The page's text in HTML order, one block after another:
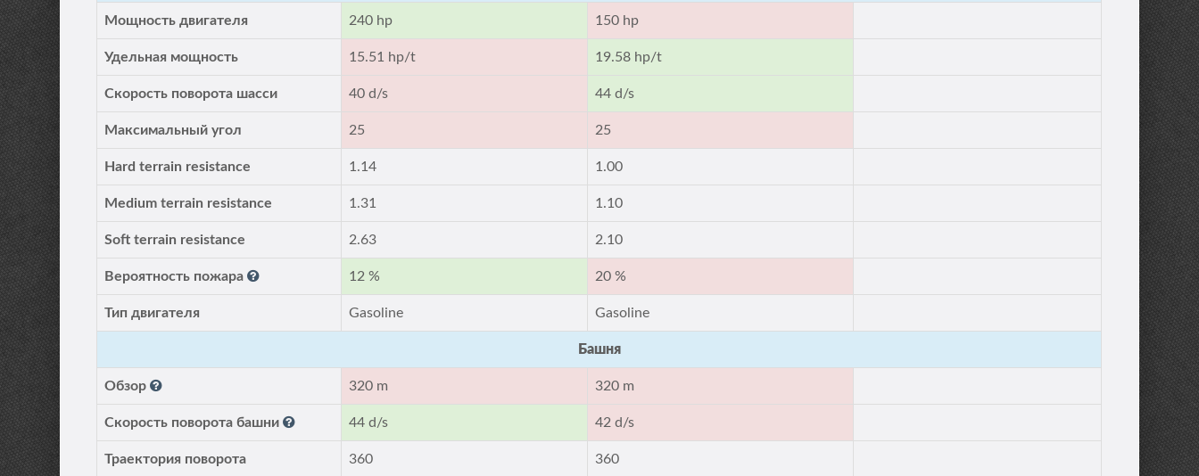
Мощность двигателя 240 hp 150 hp
Удельная мощность 15.51 hp/t 19.58 hp/t
Скорость поворота шасси 40 d/s 44 d/s
Максимальный угол 25 25
Hard terrain resistance 1.14 1.00
Medium terrain resistance 1.31 1.10
Soft terrain resistance 2.63 2.10
Вероятность пожара 12 % 20 %
Тип двигателя Gasoline Gasoline
Башня
Обзор 320 m 320 m
Скорость поворота башни 44 d/s 42 d/s
Траектория поворота 360 360